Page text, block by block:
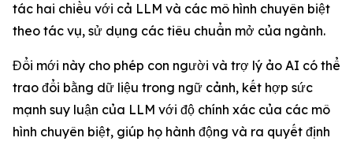
tác hai chiều với cả LLM và các mô hình chuyên biệt
theo tác vụ, sử dụng các tiêu chuẩn mở của ngành.
Đổi mới này cho phép con người và trợ lý ảo AI có thể
trao đổi bằng dữ liệu trong ngữ cảnh, kết hợp sức
mạnh suy luận của LLM với độ chính xác của các mô
hình chuyên biệt, giúp họ hành động và ra quyết định